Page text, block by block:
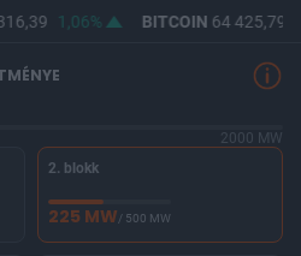
1,06% BITCOIN64 425,79
2000 MW
2. blokk
225 MW/ 500 MW